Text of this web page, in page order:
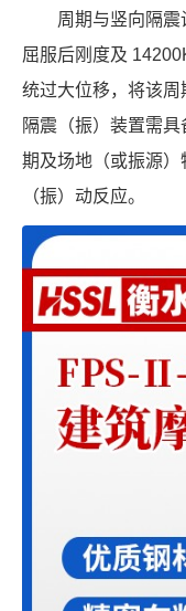
周期与竖向隔
屈服后刚度及
统过大位移，将该
隔震（振）装置需
期及场地（或振源
（振）动反应。